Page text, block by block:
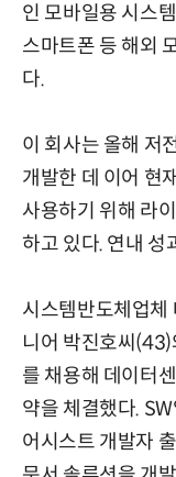
인 모바일용 시스
스마트폰 등 해외
다.
이 회사는 올해 저
개발한 데 이어 현
사용하기 위해 라
하고 있다. 연내 성
시스템반도체업체
니어 박진호씨
를 채용해 데이터
약을 체결했다.
어시스트 개발자